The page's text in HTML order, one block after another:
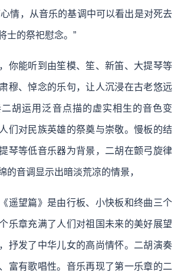
情，从音乐的基调中可以看出是对死去
士的祭祀慰念。”
你能听到由笙模、笙、新笛、大提琴等
穆、悼念的乐句，让人沉浸在古老悠远
胡运用泛音点描的虚实相生的音色变
们对民族英雄的祭奠与崇敬。慢板的结
琴等低音乐器为背景，二胡在颤弓旋律
的音调显示出暗淡荒凉的情景，
遥望篇》是由行板、小快板和终曲三个
乐章充满了人们对祖国未来的美好展望
抒发了中华儿女的高尚情怀。二胡演奏
富有歌唱性。音乐再现了第一乐章的二